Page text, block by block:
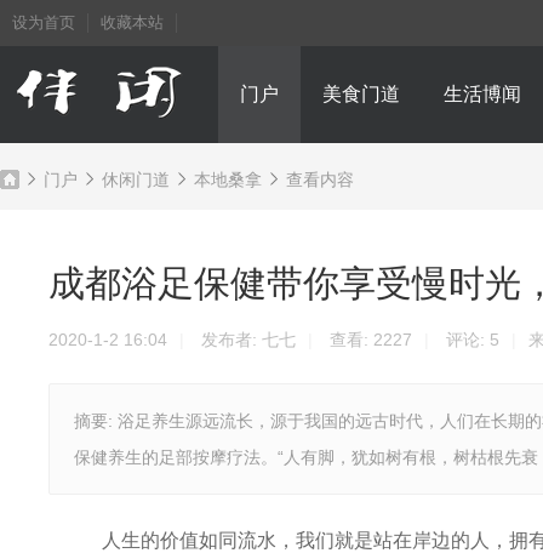
设为首页 收藏本站
门户 美食门道 生活博闻
门户
›
休闲门道
›
本地桑拿
›
查看内容
成都浴足保健带你享受慢时光
2020-1-2 16:04 发布者: 七七 查看: 2227 评论: 5
摘要: 浴足养生源远流长，源于我国的远古时代，人们在长期
保健养生的足部按摩疗法。“人有脚，犹如树有根，树枯根先
人生的价值如同流水，我们就是站在岸边的人，拥有